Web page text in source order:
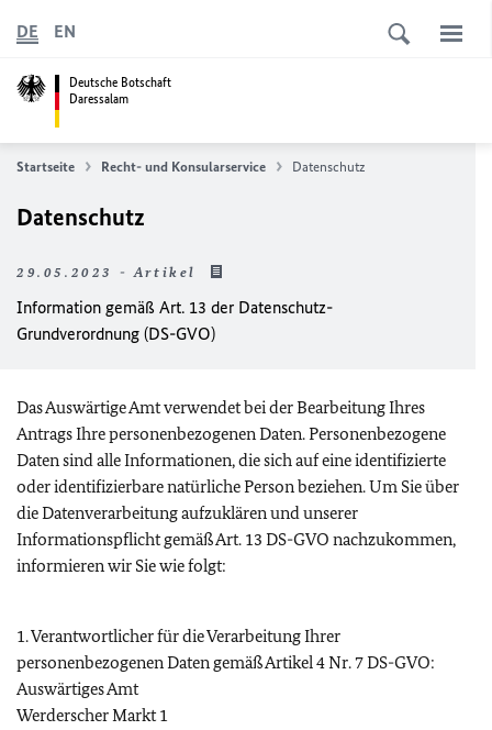
Deutsche Botschaft
Daressalam
DE EN
Startseite Recht- und Konsularservice Datenschutz
Datenschutz
29.05.2023 - Artikel
Information gemäß Art. 13 der Datenschutz-
Grundverordnung (DS-GVO)
Das Auswärtige Amt verwendet bei der Bearbeitung Ihres
Antrags Ihre personenbezogenen Daten. Personenbezogene
Daten sind alle Informationen, die sich auf eine identifizierte
oder identifizierbare natürliche Person beziehen. Um Sie über
die Datenverarbeitung aufzuklären und unserer
Informationspflicht gemäß Art. 13 DS-GVO nachzukommen,
informieren wir Sie wie folgt:
1. Verantwortlicher für die Verarbeitung Ihrer
personenbezogenen Daten gemäß Artikel 4 Nr. 7 DS-GVO:
Auswärtiges Amt
Werderscher Markt 1